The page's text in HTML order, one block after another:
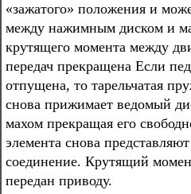
«зажатого» положения и
между нажимным диском и
крутящего момента между
передач прекращена Если
отпущена, то тарельчатая
снова прижимает ведомый
махом прекращая его
элемента снова
соединение. Крутящий
передан приводу.